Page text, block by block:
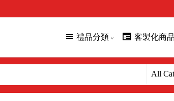
禮品分類 客製化商